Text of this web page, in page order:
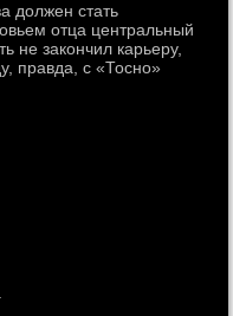
должен стать
отца центральный
не закончил карьеру,
правда, с «Тосно»